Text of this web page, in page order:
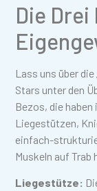
Die
Lass uns über
Stars unter den
Bezos, die
Liegestützen,
einfach-
Muskeln auf Trab
Liegestütze: